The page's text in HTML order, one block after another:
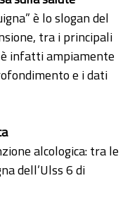
è lo slogan del
tra i principali
infatti ampiamente
e i dati
alcologica: tra le
dell’Ulss 6 di